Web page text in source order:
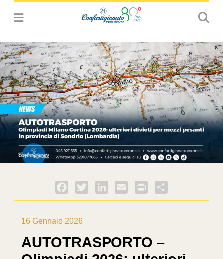
Facebook
Twitter LinkedInEmail PrintFriendly
16 Gennaio 2026
AUTOTRASPORTO –